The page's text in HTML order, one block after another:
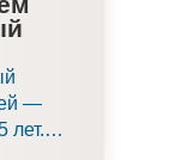
—
лет.